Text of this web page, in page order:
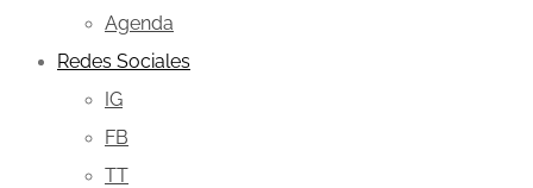
Agenda
Redes Sociales
IG
FB
TT